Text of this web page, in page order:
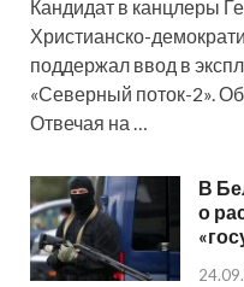
Кандидат в канцлеры
Христианско-
поддержал ввод в
«Северный поток-2».
Отвечая на …
В
о